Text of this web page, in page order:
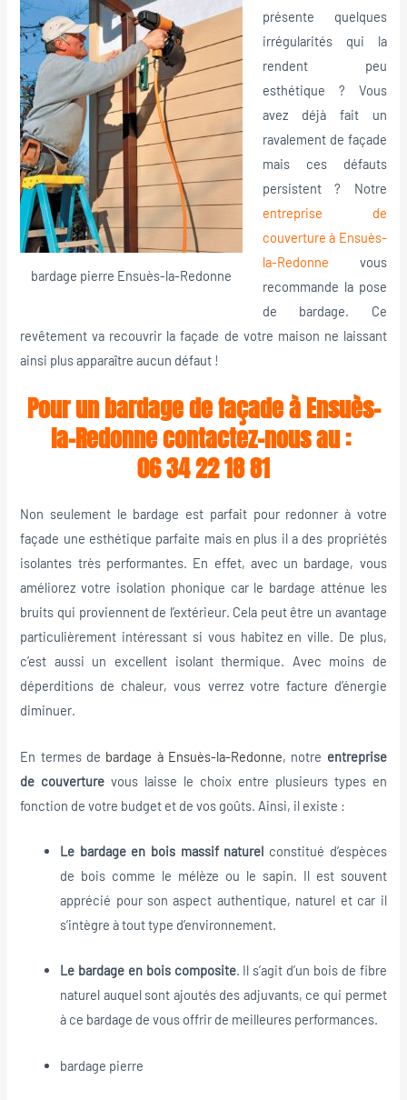
bardage pierre Ensuès-la-Redonne
présente quelques
irrégularités qui la
rendent peu
esthétique ? Vous
avez déjà fait un
ravalement de façade
mais ces défauts
persistent ? Notre
entreprise de
couverture à Ensuès-
la-Redonne vous
recommande la pose
de bardage. Ce
revêtement va recouvrir la façade de votre maison ne laissant
ainsi plus apparaître aucun défaut !
Pour un bardage de façade à Ensuès-
la-Redonne contactez-nous au :
06 34 22 18 81
Non seulement le bardage est parfait pour redonner à votre
façade une esthétique parfaite mais en plus il a des propriétés
isolantes très performantes. En effet, avec un bardage, vous
améliorez votre isolation phonique car le bardage atténue les
bruits qui proviennent de l’extérieur. Cela peut être un avantage
particulièrement intéressant si vous habitez en ville. De plus,
c’est aussi un excellent isolant thermique. Avec moins de
déperditions de chaleur, vous verrez votre facture d’énergie
diminuer.
En termes de bardage à Ensuès-la-Redonne, notre entreprise
de couverture vous laisse le choix entre plusieurs types en
fonction de votre budget et de vos goûts. Ainsi, il existe :
Le bardage en bois massif naturel constitué d’espèces
de bois comme le mélèze ou le sapin. Il est souvent
apprécié pour son aspect authentique, naturel et car il
s’intègre à tout type d’environnement.
Le bardage en bois composite. Il s’agit d’un bois de fibre
naturel auquel sont ajoutés des adjuvants, ce qui permet
à ce bardage de vous offrir de meilleures performances.
bardage pierre